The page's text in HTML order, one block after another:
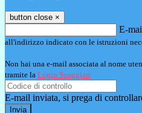
button close ×
E-
all'indirizzo indicato con le istruzioni
Non hai una e-mail associata al nome
tramite la Login Spaggiari
E-mail inviata, si prega di